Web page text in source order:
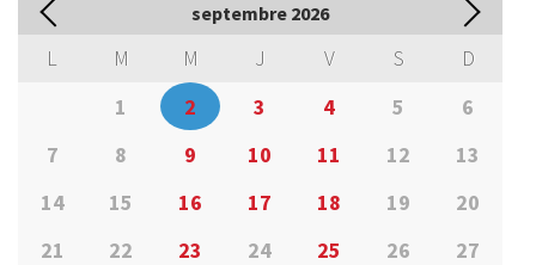
septembre 2026
L M M J V S
D
1
2 3 4 5
6
7
8 9 10 11 12
13
14
15 16 17 18 19
20
21
22 23 24 25 26
27